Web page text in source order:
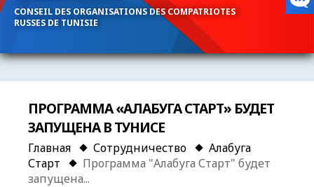
CONSEIL DES ORGANISATIONS DES COMPATRIOTES
RUSSES DE TUNISIE
ПРОГРАММА «АЛАБУГА СТАРТ» БУДЕТ
ЗАПУЩЕНА В ТУНИСЕ
Главная Сотрудничество
Алабуга
Старт
Программа "Алабуга Старт" будет
запущена...